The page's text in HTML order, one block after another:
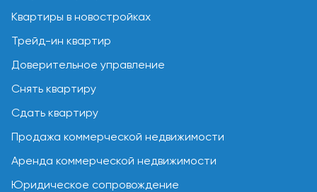
Квартиры в новостройках
Трейд-ин квартир
Доверительное управление
Снять квартиру
Сдать квартиру
Продажа коммерческой недвижимости
Аренда коммерческой недвижимости
Юридическое сопровождение